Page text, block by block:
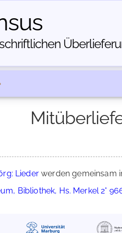
Liederwerden gemeinsam
Bibliothek, Hs. Merkel 2°